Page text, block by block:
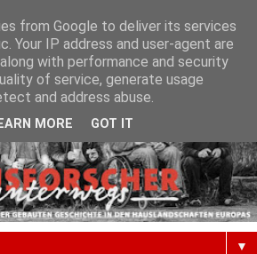
▼
from Google to deliver its services
Your IP address and user-agent are
with performance and security
of service, generate usage
and address abuse.
MORE GOT IT